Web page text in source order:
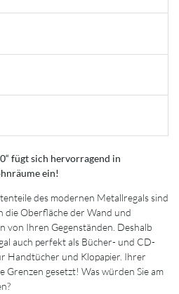
fügt sich hervorragend in
ein!
des modernen Metallregals sind
die Oberfläche der Wand und
Ihren Gegenständen. Deshalb
auch perfekt als Bücher- und CD-
Handtücher und Klopapier. Ihrer
Grenzen gesetzt! Was würden Sie am